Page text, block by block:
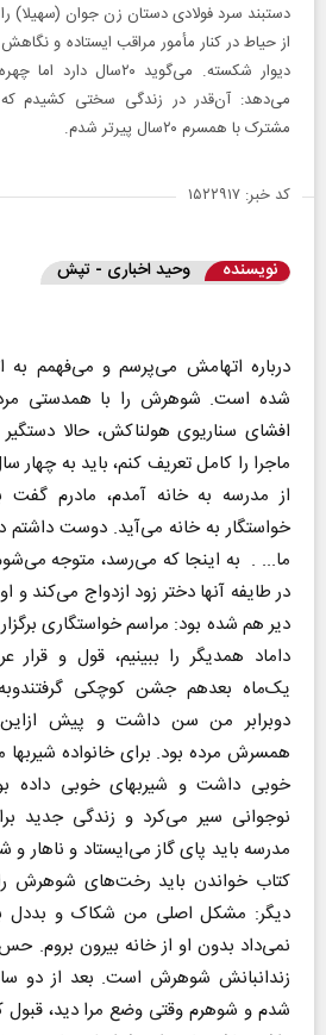
دستبند سرد فولادی دستان زن جوان (سهیلا)
از حیاط در کنار مأمور مراقب ایستاده و
دیوار شکسته. می‌گوید
می‌دهد: آن‌قدر در زندگی سختی کشیدم
مشترک با همسرم ۲۰سال پیرتر شدم.
کد خبر: ۱۵۲۲۹۱۷
نویسنده وحید اخباری - تپش
درباره اتهامش می‌پرسم و می‌فهمم به
شده است. شوهرش را با همدستی
افشای سناریوی هولناکش، حالا
ماجرا را کامل تعریف کنم، باید به چهار
از مدرسه به خانه آمدم، مادرم
خواستگار به خانه می‌آید. دوست داشتم
ما... . به اینجا که می‌رسد، متوجه
دیر هم شده بود: مراسم خواستگاری
داماد همدیگر را ببینیم، قول و
یک‌ماه بعدهم جشن کوچکی
دوبرابر من سن داشت و پیش ازاین
همسرش مرده بود. برای خانواده
خوبی داشت و شیربهای خوبی داده
نوجوانی سیر می‌کرد و زندگی جدید
مدرسه باید پای گاز می‌ایستاد و ناهار
کتاب خواندن باید رخت‌های شوهرش
دیگر: مشکل اصلی من شکاک و بددل
نمی‌داد بدون او از خانه بیرون بروم.
زندانبانش شوهرش است. بعد از دو
شدم و شوهرم وقتی وضع مرا دید،